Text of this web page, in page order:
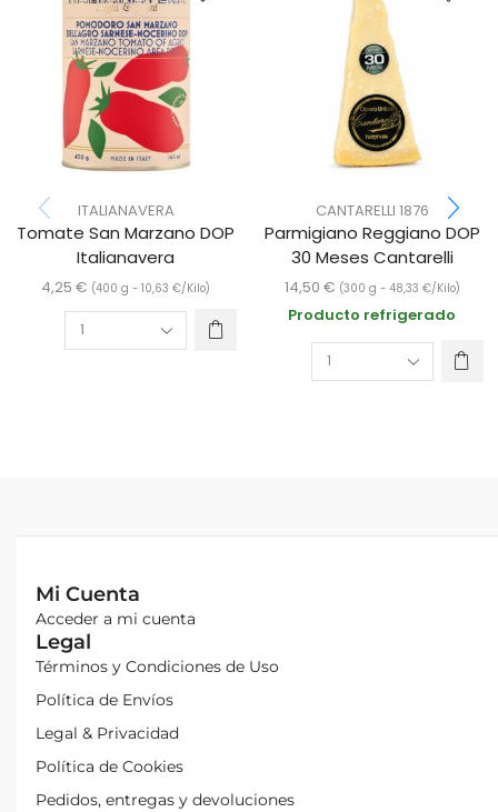
ITALIANAVERA
Tomate San Marzano DOP
Italianavera
4,25€ (400 g -10,63€/Kilo)
CANTARELLI 1876
Parmigiano Reggiano DOP
30 Meses Cantarelli
14,50 € (300 g - 48,33 €/Kilo)
Producto refrigerado
Mi Cuenta
Acceder a mi cuenta
Legal
Términos y Condiciones de Uso
Política de Envíos
Legal & Privacidad
Política de Cookies
Pedidos, entregas y devoluciones